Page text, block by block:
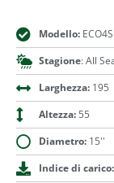
Modello:ECO4S
Stagione: All
Larghezza:195
Altezza:55
Diametro:15''
Indice di carico: